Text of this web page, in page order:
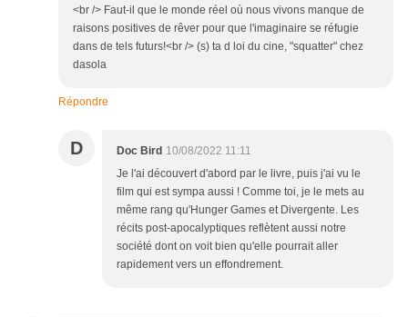
<br /> Faut-il que le monde réel où nous vivons manque de
raisons positives de rêver pour que l'imaginaire se réfugie
dans de tels futurs!<br /> (s) ta d loi du cine, "squatter" chez
dasola
Répondre
D Doc Bird 10/08/2022 11:11
Je l'ai découvert d'abord par le livre, puis j'ai vu le
film qui est sympa aussi ! Comme toi, je le mets au
même rang qu'Hunger Games et Divergente. Les
récits post-apocalyptiques reflètent aussi notre
société dont on voit bien qu'elle pourrait aller
rapidement vers un effondrement.